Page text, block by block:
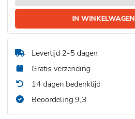
IN WINKELWAGEN
Levertijd 2-5 dagen
Gratis verzending
14 dagen bedenktijd
Beoordeling 9,3